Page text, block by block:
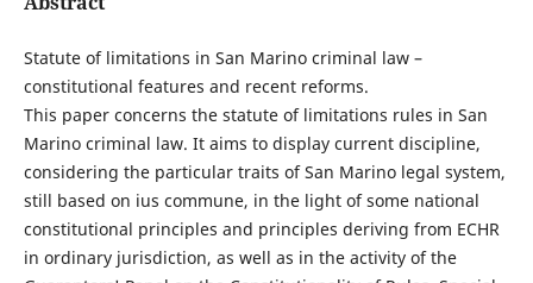
Statute of limitations in San Marino criminal law –
constitutional features and recent reforms.
This paper concerns the statute of limitations rules in San
Marino criminal law. It aims to display current discipline,
considering the particular traits of San Marino legal system,
still based on ius commune, in the light of some national
constitutional principles and principles deriving from ECHR
in ordinary jurisdiction, as well as in the activity of the